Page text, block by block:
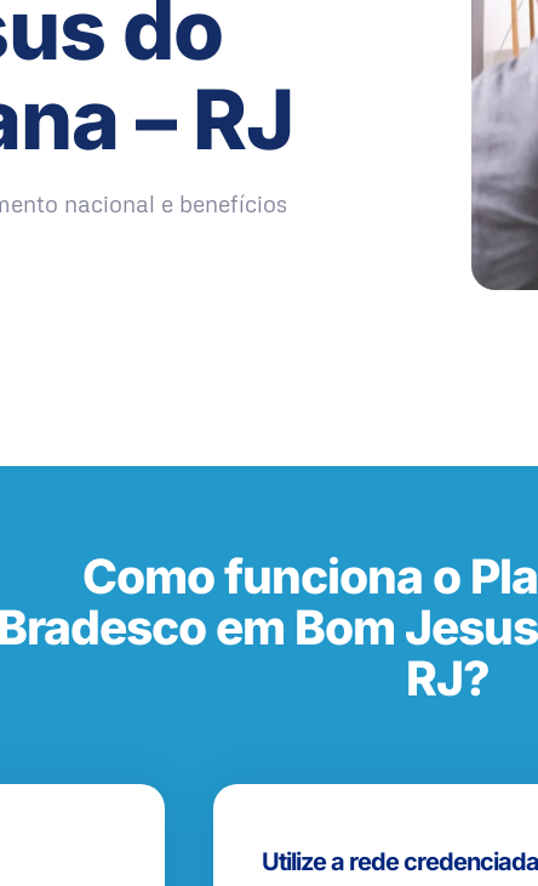
do
– RJ
nacional e benefícios
Como funciona o
Bradesco em Bom
RJ?
Utilize a rede credenciada